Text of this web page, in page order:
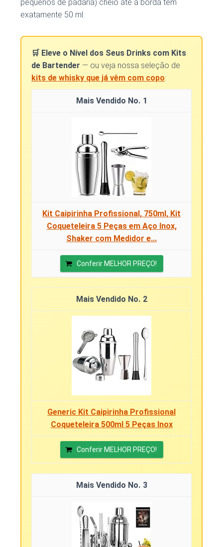
pequenos de padaria) cheio até a borda tem
exatamente 50 ml.
🛒 Eleve o Nível dos Seus Drinks com Kits
de Bartender — ou veja nossa seleção de
kits de whisky que já vêm com copo:
1
Kit Caipirinha Profissional, 750ml, Kit
Coqueteleira 5 Peças em Aço Inox,
Shaker com Medidor e...
Conferir MELHOR PREÇO!
2
Generic Kit Caipirinha Profissional
Coqueteleira 500ml 5 Peças Inox
Conferir MELHOR PREÇO!
3